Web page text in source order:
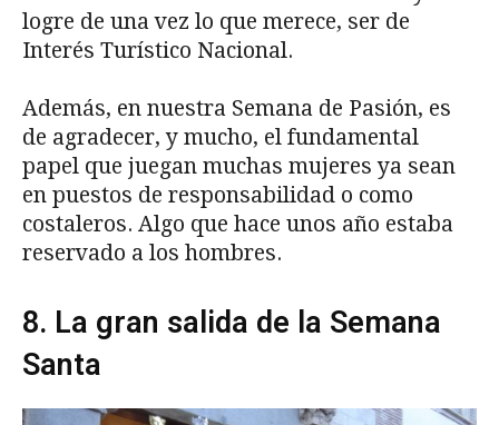
logre de una vez lo que merece, ser de
Interés Turístico Nacional.
Además, en nuestra Semana de Pasión, es
de agradecer, y mucho, el fundamental
papel que juegan muchas mujeres ya sean
en puestos de responsabilidad o como
costaleros. Algo que hace unos año estaba
reservado a los hombres.
8. La gran salida de la Semana
Santa